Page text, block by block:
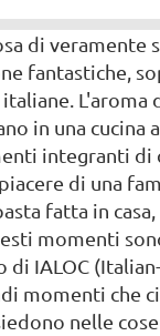
di
fantastiche,
L'aroma
in una
integranti di
di una
fatta in
momenti
di IALOC
momenti che
nelle